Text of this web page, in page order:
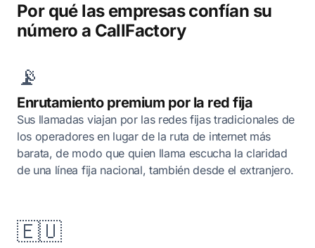
Por qué las empresas confían su
número a CallFactory
📡
Enrutamiento premium por la red fija
Sus llamadas viajan por las redes fijas tradicionales de
los operadores en lugar de la ruta de internet más
barata, de modo que quien llama escucha la claridad
de una línea fija nacional, también desde el extranjero.
🇪🇺